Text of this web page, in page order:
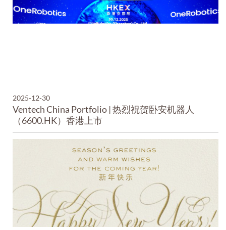
2025-12-30
Ventech China Portfolio | 热烈祝贺卧安机器人
（6600.HK）香港上市